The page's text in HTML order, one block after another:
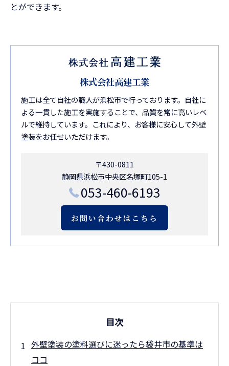
とができます。
株式会社高建工業
施工は全て自社の職人が浜松市で行っております。自社に
よる一貫した施工を実施することで、品質を常に高いレベ
ルで維持しています。これにより、お客様に安心して外壁
塗装をお任せいただけます。
〒430-0811
静岡県浜松市中央区名塚町105-1
053-460-6193
お問い合わせはこちら
目次
外壁塗装の塗料選びに迷ったら袋井市の基準は
ココ